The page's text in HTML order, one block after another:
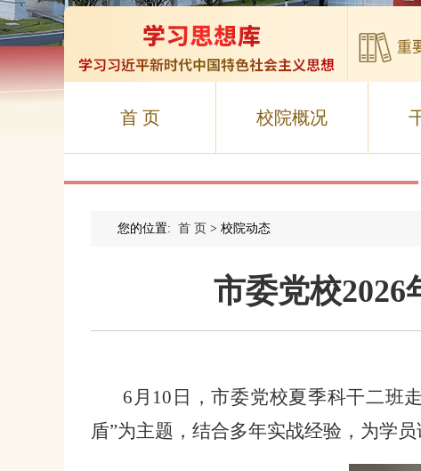
首 页 校院概况
您的位置: 首 页 > 校院动态
市委党校
6月10日，市委党校夏季科干二班
盾”为主题，结合多年实战经验，为学